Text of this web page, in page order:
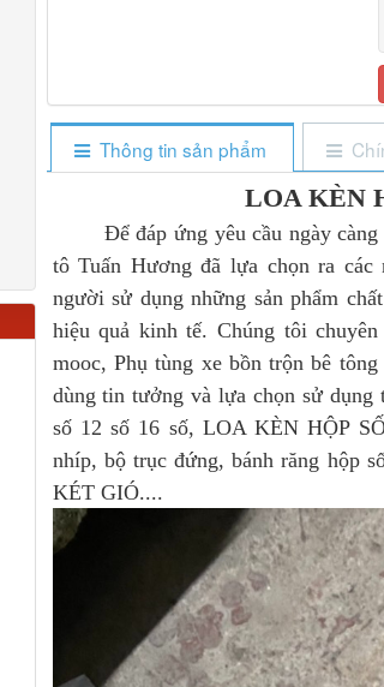
Thông tin sản phẩm
LOA KÈN
Để đáp ứng yêu cầu ngày
tô Tuấn Hương đã lựa chọn ra
người sử dụng những sản phẩm
hiệu quả kinh tế. Chúng tôi
mooc, Phụ tùng xe bồn trộn bê
dùng tin tưởng và lựa chọn sử
số 12 số 16 số, LOA KÈN HỘP
nhíp, bộ trục đứng, bánh răng hộp
KÉT GIÓ....